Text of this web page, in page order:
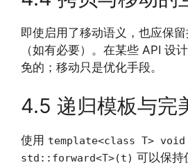
即使启用了移动语义，也应保
（如有必要）。在某些 API 设
免的；移动只是优化手段。
4.5 递归模板与完
使用 template<class T>
std::forward<T>(t) 可以保持